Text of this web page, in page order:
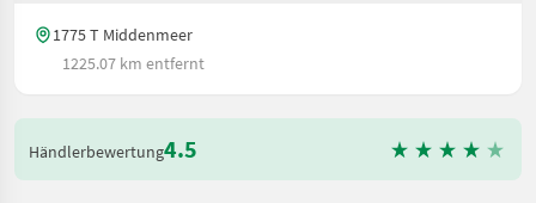
1775 T Middenmeer
1225.07 km entfernt
Händlerbewertung4.5